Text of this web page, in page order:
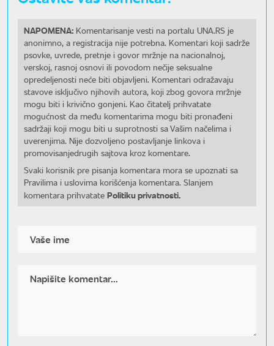
NAPOMENA: Komentarisanje vesti na portalu UNA.RS je
anonimno, a registracija nije potrebna. Komentari koji sadrže
psovke, uvrede, pretnje i govor mržnje na nacionalnoj,
verskoj, rasnoj osnovi ili povodom nečije seksualne
opredeljenosti neće biti objavljeni. Komentari odražavaju
stavove isključivo njihovih autora, koji zbog govora mržnje
mogu biti i krivično gonjeni. Kao čitatelj prihvatate
mogućnost da među komentarima mogu biti pronađeni
sadržaji koji mogu biti u suprotnosti sa Vašim načelima i
uverenjima. Nije dozvoljeno postavljanje linkova i
promovisanjedrugih sajtova kroz komentare.
Svaki korisnik pre pisanja komentara mora se upoznati sa
Pravilima i uslovima korišćenja komentara. Slanjem
komentara prihvatate Politiku privatnosti.